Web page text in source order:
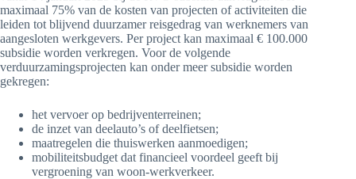
maximaal 75% van de kosten van projecten of activiteiten die
leiden tot blijvend duurzamer reisgedrag van werknemers van
aangesloten werkgevers. Per project kan maximaal € 100.000
subsidie worden verkregen. Voor de volgende
verduurzamingsprojecten kan onder meer subsidie worden
gekregen:
het vervoer op bedrijventerreinen;
de inzet van deelauto’s of deelfietsen;
maatregelen die thuiswerken aanmoedigen;
mobiliteitsbudget dat financieel voordeel geeft bij
vergroening van woon-werkverkeer.